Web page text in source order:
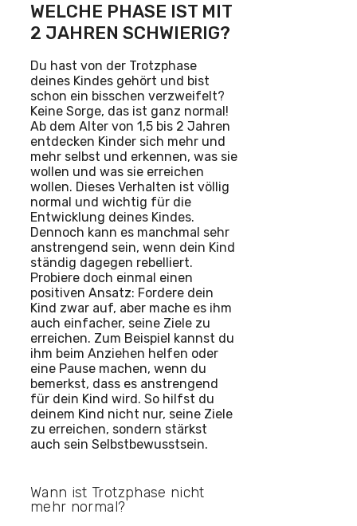
WELCHE PHASE IST MIT
2 JAHREN SCHWIERIG?
Du hast von der Trotzphase
deines Kindes gehört und bist
schon ein bisschen verzweifelt?
Keine Sorge, das ist ganz normal!
Ab dem Alter von 1,5 bis 2 Jahren
entdecken Kinder sich mehr und
mehr selbst und erkennen, was sie
wollen und was sie erreichen
wollen. Dieses Verhalten ist völlig
normal und wichtig für die
Entwicklung deines Kindes.
Dennoch kann es manchmal sehr
anstrengend sein, wenn dein Kind
ständig dagegen rebelliert.
Probiere doch einmal einen
positiven Ansatz: Fordere dein
Kind zwar auf, aber mache es ihm
auch einfacher, seine Ziele zu
erreichen. Zum Beispiel kannst du
ihm beim Anziehen helfen oder
eine Pause machen, wenn du
bemerkst, dass es anstrengend
für dein Kind wird. So hilfst du
deinem Kind nicht nur, seine Ziele
zu erreichen, sondern stärkst
auch sein Selbstbewusstsein.
Wann ist Trotzphase nicht
mehr normal?